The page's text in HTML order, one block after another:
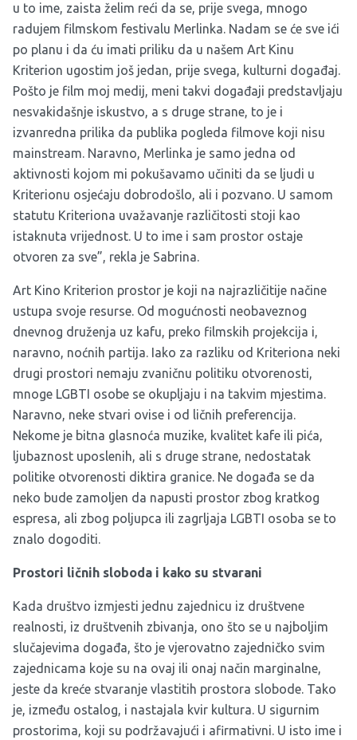
u to ime, zaista želim reći da se, prije svega, mnogo
radujem filmskom festivalu Merlinka. Nadam se će sve ići
po planu i da ću imati priliku da u našem Art Kinu
Kriterion ugostim još jedan, prije svega, kulturni događaj.
Pošto je film moj medij, meni takvi događaji predstavljaju
nesvakidašnje iskustvo, a s druge strane, to je i
izvanredna prilika da publika pogleda filmove koji nisu
mainstream. Naravno, Merlinka je samo jedna od
aktivnosti kojom mi pokušavamo učiniti da se ljudi u
Kriterionu osjećaju dobrodošlo, ali i pozvano. U samom
statutu Kriteriona uvažavanje različitosti stoji kao
istaknuta vrijednost. U to ime i sam prostor ostaje
otvoren za sve”, rekla je Sabrina.
Art Kino Kriterion prostor je koji na najrazličitije načine
ustupa svoje resurse. Od mogućnosti neobaveznog
dnevnog druženja uz kafu, preko filmskih projekcija i,
naravno, noćnih partija. Iako za razliku od Kriteriona neki
drugi prostori nemaju zvaničnu politiku otvorenosti,
mnoge LGBTI osobe se okupljaju i na takvim mjestima.
Naravno, neke stvari ovise i od ličnih preferencija.
Nekome je bitna glasnoća muzike, kvalitet kafe ili pića,
ljubaznost uposlenih, ali s druge strane, nedostatak
politike otvorenosti diktira granice. Ne događa se da
neko bude zamoljen da napusti prostor zbog kratkog
espresa, ali zbog poljupca ili zagrljaja LGBTI osoba se to
znalo dogoditi.
Prostori ličnih sloboda i kako su stvarani
Kada društvo izmjesti jednu zajednicu iz društvene
realnosti, iz društvenih zbivanja, ono što se u najboljim
slučajevima događa, što je vjerovatno zajedničko svim
zajednicama koje su na ovaj ili onaj način marginalne,
jeste da kreće stvaranje vlastitih prostora slobode. Tako
je, između ostalog, i nastajala kvir kultura. U sigurnim
prostorima, koji su podržavajući i afirmativni. U isto ime i